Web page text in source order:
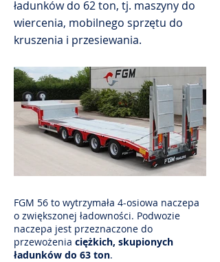
ładunków do 62 ton, tj. maszyny do
wiercenia, mobilnego sprzętu do
kruszenia i przesiewania.
FGM 56 to wytrzymała 4-osiowa naczepa
o zwiększonej ładowności. Podwozie
naczepa jest przeznaczone do
przewożenia ciężkich, skupionych
ładunków do 63 ton.